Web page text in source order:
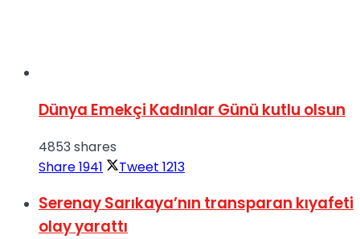
Dünya Emekçi Kadınlar Günü kutlu olsun
4853 shares
Share1941 Tweet 1213
Serenay Sarıkaya’nın transparan kıyafeti
olay yarattı